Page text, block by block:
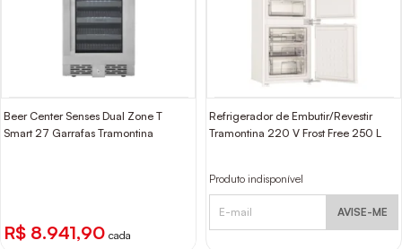
Beer Center Senses Dual Zone T
Smart 27 Garrafas Tramontina
R$ 8.941,90 cada
Refrigerador de Embutir/Revestir
Tramontina 220 V Frost Free 250 L
Produto indisponível
AVISE-ME